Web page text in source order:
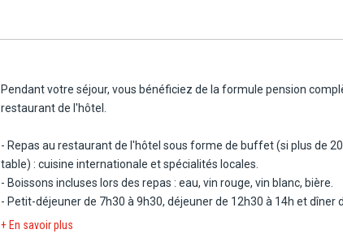
Pendant votre séjour, vous bénéficiez de la formule pension
restaurant de l'hôtel.
- Repas au restaurant de l'hôtel sous forme de buffet (si plus de
table) : cuisine internationale et spécialités locales.
- Boissons incluses lors des repas : eau, vin rouge, vin blanc, bière.
- Petit-déjeuner de 7h30 à 9h30, déjeuner de 12h30 à 14h et dîner
+ En savoir plus